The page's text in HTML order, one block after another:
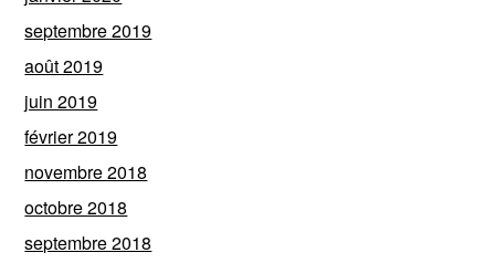
septembre 2019
août 2019
juin 2019
février 2019
novembre 2018
octobre 2018
septembre 2018